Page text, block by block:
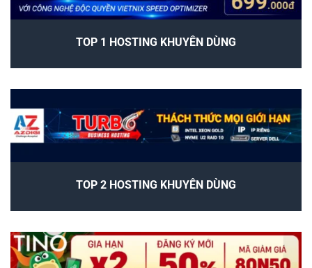
TOP 1 HOSTING KHUYÊN DÙNG
TOP 2 HOSTING KHUYÊN DÙNG